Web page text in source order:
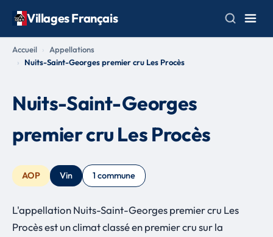
Villages Français
Accueil
Appellations
Nuits-Saint-Georges premier cru Les Procès
Nuits-Saint-Georges
premier cru Les Procès
AOP Vin 1 commune
L'appellation Nuits-Saint-Georges premier cru Les
Procès est un climat classé en premier cru sur la